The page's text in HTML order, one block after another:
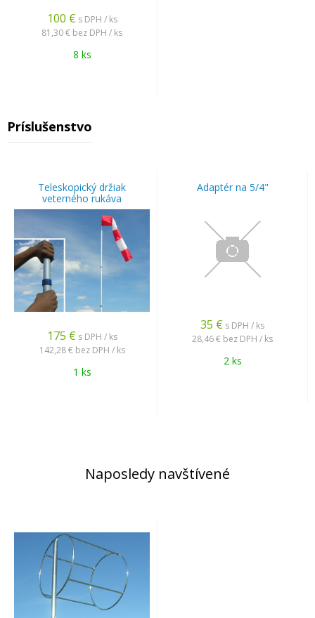
100 € s DPH / ks
81,30 € bez DPH / ks
8 ks
Príslušenstvo
Teleskopický držiak
veterného rukáva
175 € s DPH / ks
142,28 € bez DPH / ks
1 ks
Adaptér na 5/4"
35 € s DPH / ks
28,46 € bez DPH / ks
2 ks
Naposledy navštívené